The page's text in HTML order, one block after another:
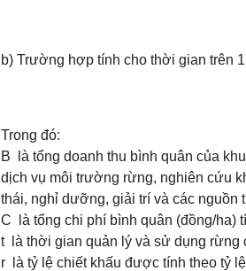
b) Trường hợp tính cho thời gian trên
Trong đó:
B là tổng doanh thu bình quân của
dịch vụ môi trường rừng, nghiên cứu
thái, nghỉ dưỡng, giải trí và các nguồn
C là tổng chi phí bình quân (đồng/ha)
t là thời gian quản lý và sử dụng rừng
r là tỷ lệ chiết khấu được tính theo tỷ